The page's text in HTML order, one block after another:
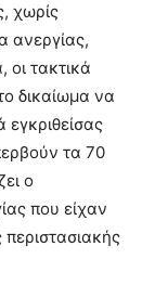
χωρίς
ανεργίας,
τακτικά
δικαίωμα να
τα 70
ο
που είχαν